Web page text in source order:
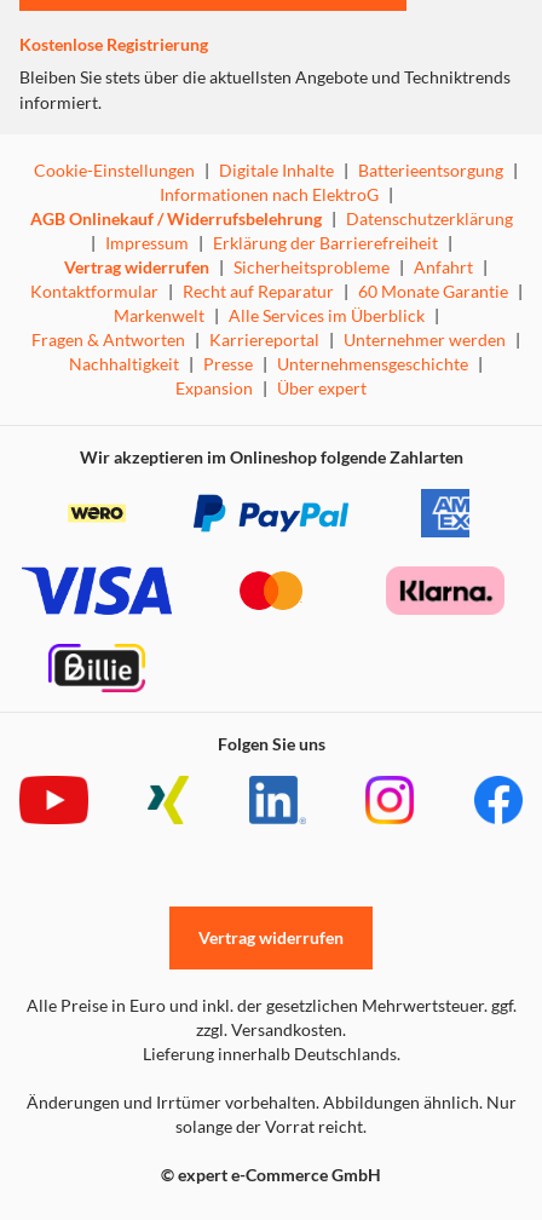
Kostenlose Registrierung
Bleiben Sie stets über die aktuellsten Angebote und Techniktrends
informiert.
Cookie-Einstellungen | Digitale Inhalte | Batterieentsorgung |
Informationen nach ElektroG |
AGB Onlinekauf / Widerrufsbelehrung | Datenschutzerklärung
| Impressum | Erklärung der Barrierefreiheit |
Vertrag widerrufen | Sicherheitsprobleme | Anfahrt |
Kontaktformular | Recht auf Reparatur | 60 Monate Garantie |
Markenwelt | Alle Services im Überblick |
Fragen & Antworten | Karriereportal | Unternehmer werden |
Nachhaltigkeit | Presse | Unternehmensgeschichte |
Expansion | Über expert
Wir akzeptieren im Onlineshop folgende Zahlarten
Folgen Sie uns
Alle Preise in Euro und inkl. der gesetzlichen Mehrwertsteuer. ggf.
zzgl. Versandkosten.
Lieferung innerhalb Deutschlands.
Änderungen und Irrtümer vorbehalten. Abbildungen ähnlich. Nur
solange der Vorrat reicht.
© expert e-Commerce GmbH
Vertrag widerrufen